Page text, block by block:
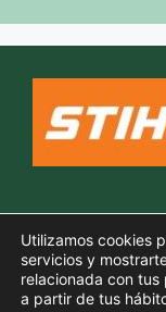
Aviso legal
Política de
Utilizamos cookies
servicios y
relacionada con
a partir de tus